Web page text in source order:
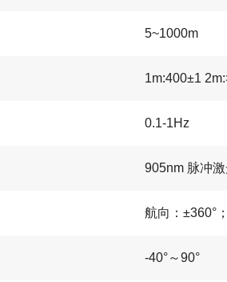
5~1000m
1m:400±1
0.1-1Hz
905nm 脉冲
航向：±360°
-40°～90°